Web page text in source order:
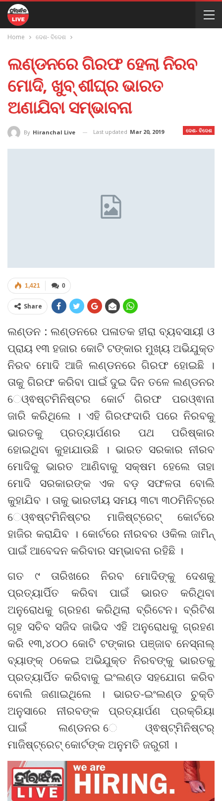
Home ଦେଶ- ବିଦେଶ
ଲଣ୍ଡନରେ ଗିରଫ ହେଲା ନିରବ
ମୋଦି, ଖୁବ୍‌ ଶୀଘ୍ର ଭାରତ
ଅଣାଯିବା ସମ୍ଭାବନା
ଦେଶ- ବିଦେଶ
By Hiranchal Live Last updated Mar 20, 2019
0
1,421
Share
ଲଣ୍ଡନ : ଲଣ୍ଡନରେ ପଳାତକ ହୀରା ବ୍ୟବସାୟୀ ଓ
ପ୍ରାୟ ୧୩ ହଜାର କୋଟି ଟଙ୍କାର ମୁଖ୍ୟ ଅଭିଯୁକ୍ତ
ନିରବ ମୋଦି ଆଜି ଲଣ୍ଡନରେ ଗିରଫ ହୋଇଛି ।
ତାକୁ ଗିରଫ କରିବା ପାଇଁ ଦୁଇ ଦିନ ତଳେ ଲଣ୍ଡନର
େଓ୍ଵଷ୍ଟମିନିଷ୍ଟର କୋର୍ଟ ଗିରଫ ପରଓ୍ଵାନା
ଜାରି କରିଥିଲେ । ଏହି ଗିରଫଦାରି ପରେ ନିରବକୁ
ଭାରତକୁ ପ୍ରତ୍ୟାର୍ପଣର ପଥ ପରିଷ୍କାର
ହୋଇଥିବା କୁହାଯାଉଛି । ଭାରତ ସରକାର ନୀରବ
ମୋଦିକୁ ଭାରତ ଆଣିବାକୁ ସକ୍ଷମ ହେଲେ ତାହା
ମୋଦି ସରକାରଙ୍କ ଏକ ବଡ଼ ସଫଳତା ବୋଲି
କୁହାଯିବ । ତାକୁ ଭାରତୀୟ ସମୟ ୩ଟା ୩୦ମିନିଟ୍‌ରେ
େଓ୍ଵଷ୍ଟମିନିଷ୍ଟର ମାଜିଷ୍ଟ୍ରେଟ୍‌ କୋର୍ଟରେ
ହାଜିର କରାଯିବ । କୋର୍ଟରେ ନୀରବର ଓକିଲ ଜାମିନ୍‌
ପାଇଁ ଆବେଦନ କରିବାର ସମ୍ଭାବନା ରହିଛି ।
ଗତ ୯ ତାରିଖରେ ନିରବ ମୋଦିଙ୍କୁ ଦେଶକୁ
ପ୍ରତ୍ୟାର୍ପିତ କରିବା ପାଇଁ ଭାରତ କରିଥିବା
ଅନୁରୋଧକୁ ଗ୍ରହଣ କରିଥିଲା ବ୍ରିଟେନ। ବ୍ରିଟିଶ
ଗୃହ ସଚିବ ସଜିଦ ଜାଭିଦ ଏହି ଅନୁରୋଧକୁ ଗ୍ରହଣ
କରି ୧୩,୪୦୦ କୋଟି ଟଙ୍କାର ପଞ୍ଜାବ ନେସ୍ନାଲ୍
ବ୍ୟାଙ୍କ୍ ଠକେଇ ଅଭିଯୁକ୍ତ ନିରବଙ୍କୁ ଭାରତକୁ
ପ୍ରତ୍ୟାର୍ପିତ କରିବାକୁ ଇଂଲଣ୍ଡ ସହଯୋଗ କରିବ
ବୋଲି ଜଣାଇଥିଲେ । ଭାରତ-ଇଂଲଣ୍ଡ ଚୁକ୍ତି
ଅନୁସାରେ ନୀରବଙ୍କ ପ୍ରତ୍ୟାର୍ପଣ ପ୍ରକ୍ରିୟା
ପାଇଁ ଲଣ୍ଡନର େଓ୍ଵଷ୍ଟ୍ମିନିଷ୍ଟର୍
ମାଜିଷ୍ଟ୍ରେଟ୍ କୋର୍ଟଙ୍କ ଅନୁମତି ଜରୁରୀ ।